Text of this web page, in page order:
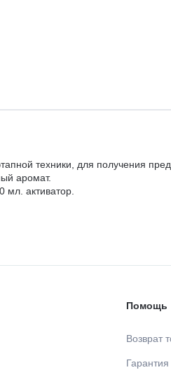
техники, для получения
аромат.
мл. активатор.
Помощь
Возврат
Гарантия